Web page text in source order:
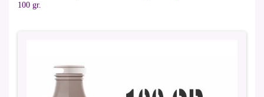
100 gr.